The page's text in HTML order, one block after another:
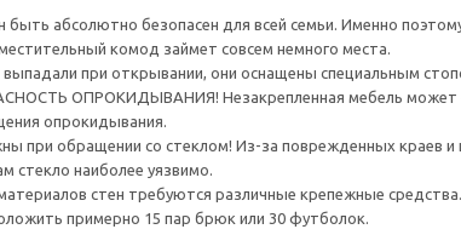
абсолютно безопасен для всей семьи. Именно
комод займет совсем немного места.
при открывании, они оснащены специальным
ОПРОКИДЫВАНИЯ! Незакрепленная мебель может
опрокидывания.
при обращении со стеклом! Из-за поврежденных краев и
стекло наиболее уязвимо.
стен требуются различные крепежные
примерно 15 пар брюк или 30 футболок.